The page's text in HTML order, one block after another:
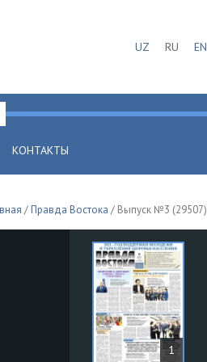
UZ RU EN
КОНТАКТЫ
/Правда Востока / Выпуск №3 (29507)
1